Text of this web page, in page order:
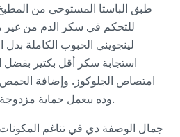
طبق الباستا المستوحى من
للتحكم في سكر الدم من غير
لينجويني الحبوب الكاملة بدل
استجابة سكر أقل بكتير بفضل
امتصاص الجلوكوز. وإضافة الحمص
وده بيعمل حماية مزدوجة ضد ارتفاع السكر المفاجئ.
جمال الوصفة دي في تناغم